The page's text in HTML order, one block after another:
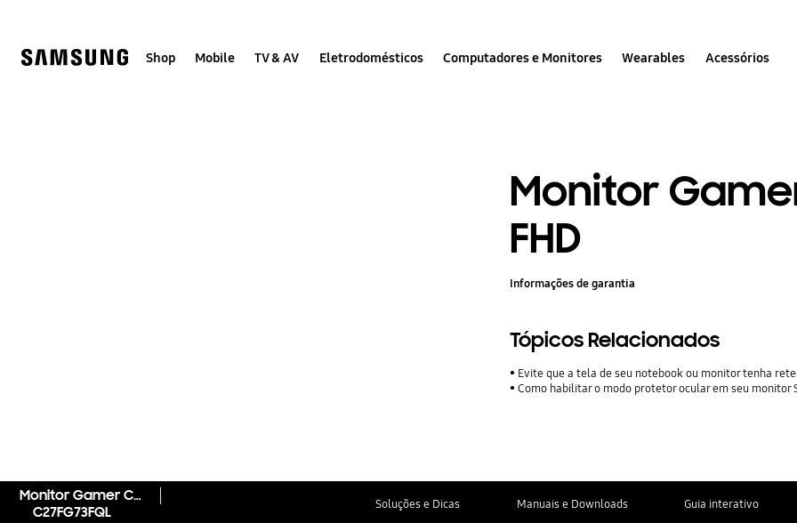
Shop Mobile TV & AV Eletrodomésticos Computadores e Monitores Wearables Acessórios
Monitor
FHD
Informações de garantia
Tópicos Relacionados
Evite que a tela de seu notebook ou monitor tenha
Como habilitar o modo protetor ocular em seu monitor
Monitor Gamer CFG73 27" FHD
C27FG73FQL
Soluções e Dicas Manuais e Downloads Guia interativo